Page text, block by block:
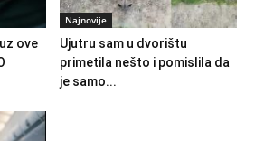
ove
Najnovije
Ujutru sam u dvorištu
primetila nešto i pomislila da
je samo...